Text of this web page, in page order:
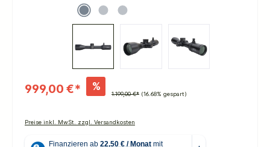
999,00 €* %
1.199,00 €* (16.68% gespart)
Preise inkl. MwSt. zzgl. Versandkosten